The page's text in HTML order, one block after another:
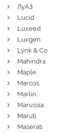
ЛуАЗ
Lucid
Luxeed
Luxgen
Lynk & Co
Mahindra
Maple
Marcos
Marlin
Marussia
Maruti
Maserati